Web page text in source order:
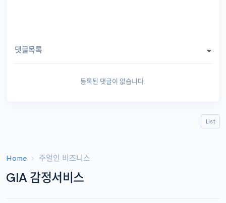
댓글목록
등록된 댓글이 없습니다.
List
Home 주얼인 비즈니스
GIA 감정서비스